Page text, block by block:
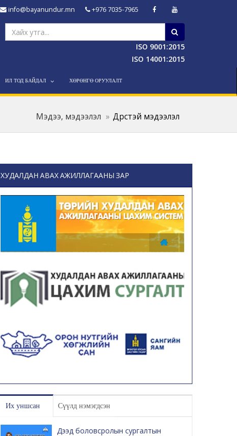
info@bayanundur.mn +976 7035-7965
ISO 9001:2015
ISO 14001:2015
ИЛ ТОД БАЙДАЛ ХӨРӨНГӨ ОРУУЛАЛТ
Мэдээ, мэдээлэл Дүрстэй мэдээлэл
ХУДАЛДАН АВАХ АЖИЛЛАГААНЫ ЗАР
Их уншсан Сүүлд нэмэгдсэн
Дээд боловсролын сургалтын